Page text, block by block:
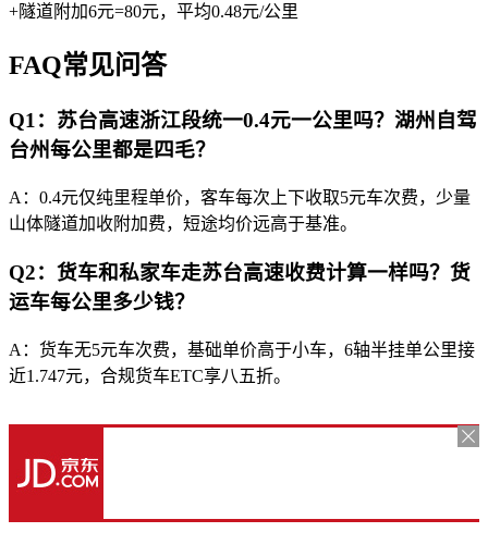
+隧道附加6元=80元，平均0.48元/公里
FAQ常见问答
Q1：苏台高速浙江段统一0.4元一公里吗？湖州自驾
台州每公里都是四毛？
A：0.4元仅纯里程单价，客车每次上下收取5元车次费，少量
山体隧道加收附加费，短途均价远高于基准。
Q2：货车和私家车走苏台高速收费计算一样吗？货
运车每公里多少钱？
A：货车无5元车次费，基础单价高于小车，6轴半挂单公里接
近1.747元，合规货车ETC享八五折。